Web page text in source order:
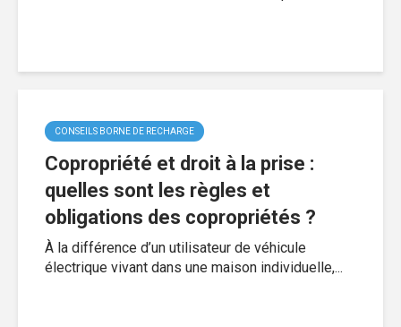
CONSEILS BORNE DE RECHARGE
Copropriété et droit à la prise :
quelles sont les règles et
obligations des copropriétés ?
À la différence d’un utilisateur de véhicule
électrique vivant dans une maison individuelle,...